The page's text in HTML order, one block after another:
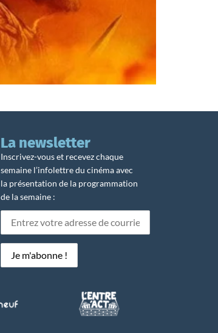
La newsletter
Inscrivez-vous et recevez chaque
semaine l’infolettre du cinéma avec
la présentation de la programmation
de la semaine :